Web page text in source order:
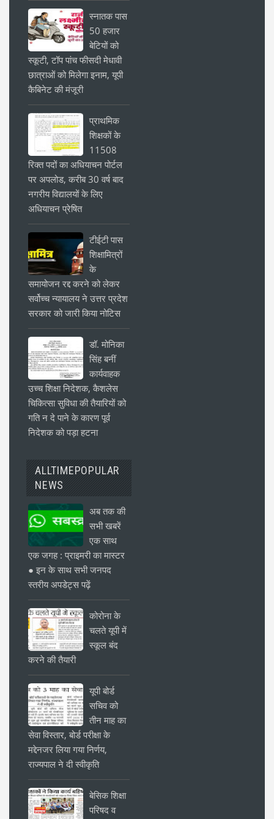
स्नातक पास
50 हजार
बेटियों को
स्कूटी, टॉप पांच फीसदी मेधावी
छात्राओं को मिलेगा इनाम, यूपी
कैबिनेट की मंजूरी
प्राथमिक
शिक्षकों के
11508
रिक्त पदों का अधियाचन पोर्टल
पर अपलोड, करीब 30 वर्ष बाद
नगरीय विद्यालयों के लिए
अधियाचन प्रेषित
टीईटी पास
शिक्षामित्रों
के
समायोजन रद्द करने को लेकर
सर्वोच्च न्यायालय ने उत्तर प्रदेश
सरकार को जारी किया नोटिस
डॉ. मोनिका
सिंह बनीं
कार्यवाहक
उच्च शिक्षा निदेशक, कैशलेस
चिकित्सा सुविधा की तैयारियों को
गति न दे पाने के कारण पूर्व
निदेशक को पड़ा हटना
ALLTIMEPOPULAR
NEWS
अब तक की
सभी खबरें
एक साथ
एक जगह : प्राइमरी का मास्टर
● इन के साथ सभी जनपद
स्तरीय अपडेट्स पढ़ें
कोरोना के
चलते यूपी में
स्कूल बंद
करने की तैयारी
यूपी बोर्ड
सचिव को
तीन माह का
सेवा विस्तार, बोर्ड परीक्षा के
मद्देनजर लिया गया निर्णय,
राज्यपाल ने दी स्वीकृति
बेसिक शिक्षा
परिषद व